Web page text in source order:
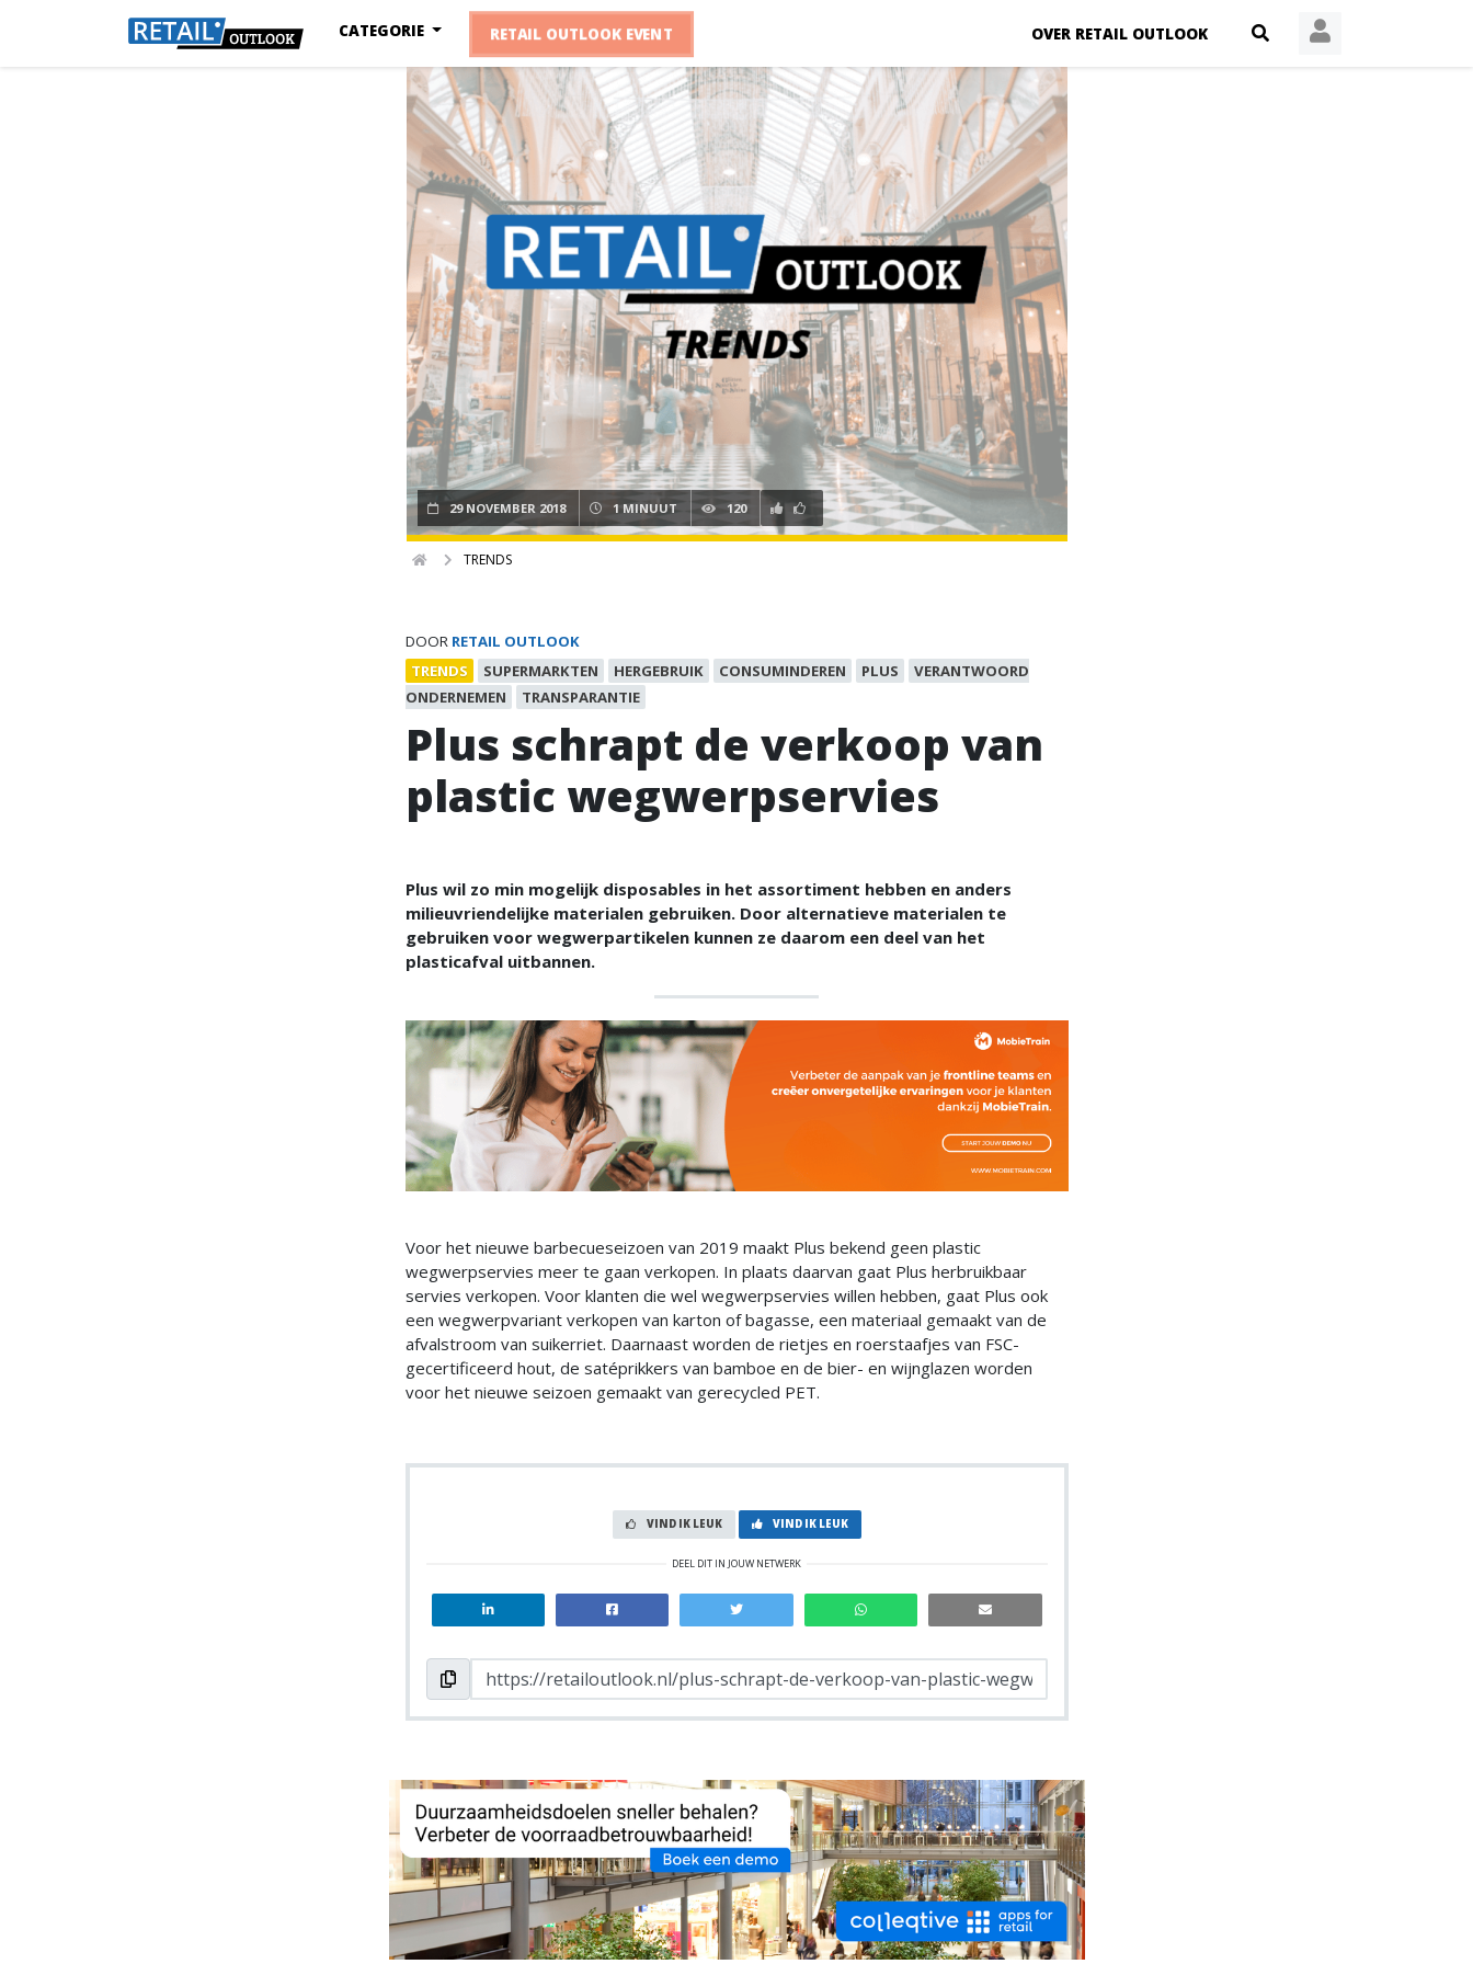
OVER RETAIL OUTLOOK
CATEGORIE RETAIL OUTLOOK EVENT
29 NOVEMBER 2018 1 MINUUT 120
TRENDS
DOOR RETAIL OUTLOOK
TRENDS
SUPERMARKTEN HERGEBRUIK CONSUMINDEREN PLUS
VERANTWOORD
ONDERNEMEN
TRANSPARANTIE
Plus schrapt de verkoop van
plastic wegwerpservies
Plus wil zo min mogelijk disposables in het assortiment hebben en anders
milieuvriendelijke materialen gebruiken. Door alternatieve materialen te
gebruiken voor wegwerpartikelen kunnen ze daarom een deel van het
plasticafval uitbannen.
Voor het nieuwe barbecueseizoen van 2019 maakt Plus bekend geen plastic
wegwerpservies meer te gaan verkopen. In plaats daarvan gaat Plus herbruikbaar
servies verkopen. Voor klanten die wel wegwerpservies willen hebben, gaat Plus ook
een wegwerpvariant verkopen van karton of bagasse, een materiaal gemaakt van de
afvalstroom van suikerriet. Daarnaast worden de rietjes en roerstaafjes van FSC-
gecertificeerd hout, de satéprikkers van bamboe en de bier- en wijnglazen worden
voor het nieuwe seizoen gemaakt van gerecycled PET.
VIND IK LEUK VIND IK LEUK
DEEL DIT IN JOUW NETWERK